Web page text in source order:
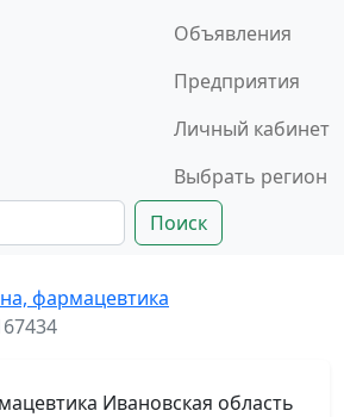
Объявления
Предприятия
Личный кабинет
Выбрать регион
Поиск
фармацевтика
Ивановская область